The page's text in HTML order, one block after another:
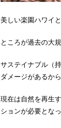
美しい楽園ハワイ
ところが過去の大
サステイナブル（
ダメージがあるか
現在は自然を再生
ションが必要となっ